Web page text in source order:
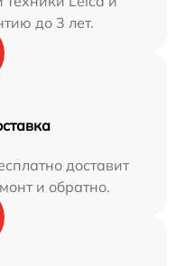
до 3 лет.
доставит
и обратно.